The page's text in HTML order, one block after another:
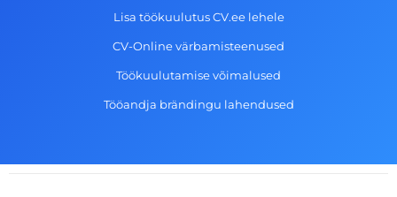
Lisa töökuulutus CV.ee lehele
CV-Online värbamisteenused
Töökuulutamise võimalused
Tööandja brändingu lahendused